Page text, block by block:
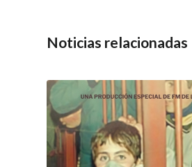
Noticias relacionadas